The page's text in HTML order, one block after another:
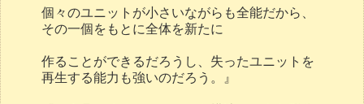
個々のユニットが小さいながらも全能だから、
その一個をもとに全体を新たに
作ることができるだろうし、失ったユニットを
再生する能力も強いのだろう。』